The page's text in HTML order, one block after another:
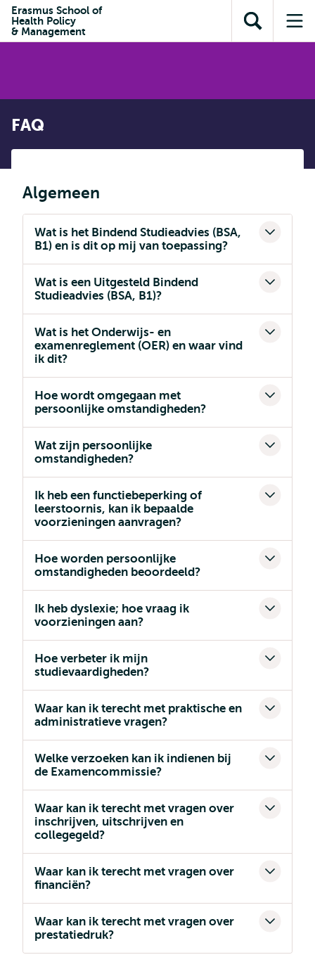
inhoud
Direct naar
subnavigatie
Erasmus School of
Health Policy
& Management
Toon
zoekveld
FAQ
Algemeen
Wat is het Bindend Studieadvies (BSA,
B1) en is dit op mij van toepassing?
Wat is een Uitgesteld Bindend
Studieadvies (BSA, B1)?
Wat is het Onderwijs- en
examenreglement (OER) en waar vind
ik dit?
Hoe wordt omgegaan met
persoonlijke omstandigheden?
Wat zijn persoonlijke
omstandigheden?
Ik heb een functiebeperking of
leerstoornis, kan ik bepaalde
voorzieningen aanvragen?
Hoe worden persoonlijke
omstandigheden beoordeeld?
Ik heb dyslexie; hoe vraag ik
voorzieningen aan?
Hoe verbeter ik mijn
studievaardigheden?
Waar kan ik terecht met praktische en
administratieve vragen?
Welke verzoeken kan ik indienen bij
de Examencommissie?
Waar kan ik terecht met vragen over
inschrijven, uitschrijven en
collegegeld?
Waar kan ik terecht met vragen over
financiën?
Waar kan ik terecht met vragen over
prestatiedruk?